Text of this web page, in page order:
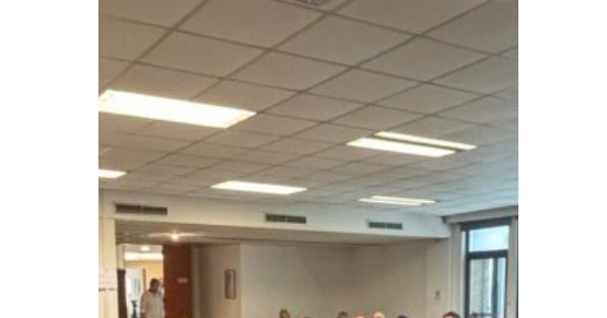
Hit enter to search or ESC to close